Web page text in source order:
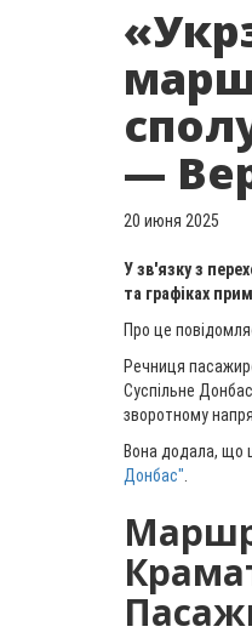
—
20 июня 2025
У зв'язку з
та графіках
Про це
Речниця
Суспільне
зворотному
Вона додала, що
Донбас"